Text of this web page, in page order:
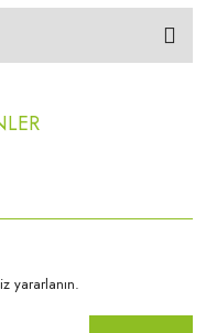
yararlanın.